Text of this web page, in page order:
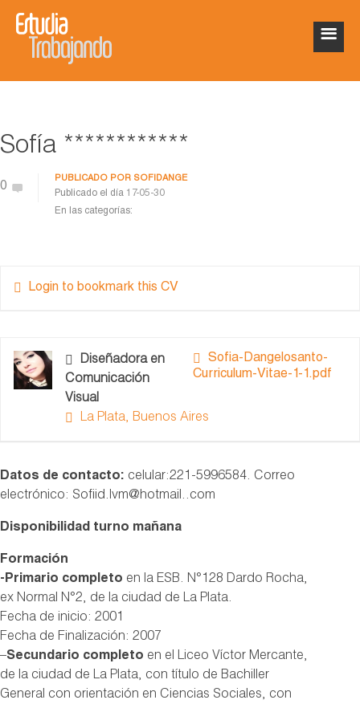
Sofía ************
0
PUBLICADO POR SOFIDANGE
Publicado el día 17-05-30
En las categorías:
Login to bookmark this CV
Sofia-Dangelosanto-
Curriculum-Vitae-1-1.pdf
Diseñadora en
Comunicación
Visual
La Plata, Buenos Aires
Datos de contacto: celular:221-5996584. Correo
electrónico: Sofiid.lvm@hotmail..com
Disponibilidad turno mañana
Formación
-Primario completo en la ESB. N°128 Dardo Rocha,
ex Normal N°2, de la ciudad de La Plata.
Fecha de inicio: 2001
Fecha de Finalización: 2007
–Secundario completo en el Liceo Víctor Mercante,
de la ciudad de La Plata, con título de Bachiller
General con orientación en Ciencias Sociales, con